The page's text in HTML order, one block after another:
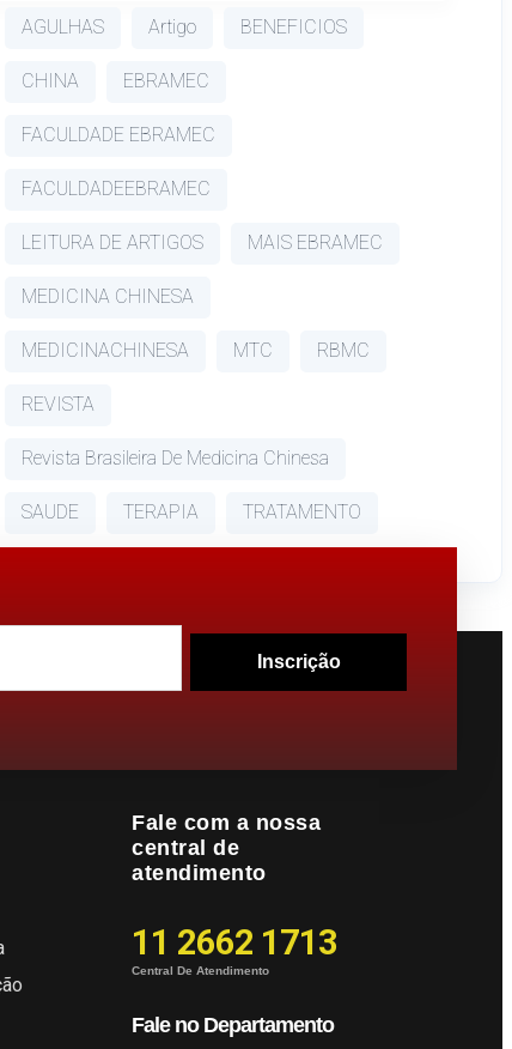
AGULHAS Artigo BENEFICIOS
CHINA EBRAMEC
FACULDADE EBRAMEC
FACULDADEEBRAMEC
LEITURA DE ARTIGOS MAIS EBRAMEC
MEDICINA CHINESA
MEDICINACHINESA MTC RBMC
REVISTA
Revista Brasileira De Medicina Chinesa
SAUDE TERAPIA TRATAMENTO
Inscrição
Fale com a nossa
central de
atendimento
11 2662 1713
Central De Atendimento
Fale no Departamento